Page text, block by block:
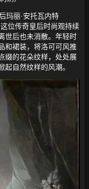
玛丽·安托瓦内特
位传奇皇后时尚观持续
世后也未消散。年轻时
和裙装，将洛可可风推
缀的花朵纹样，处处展
自然纹样的风潮。